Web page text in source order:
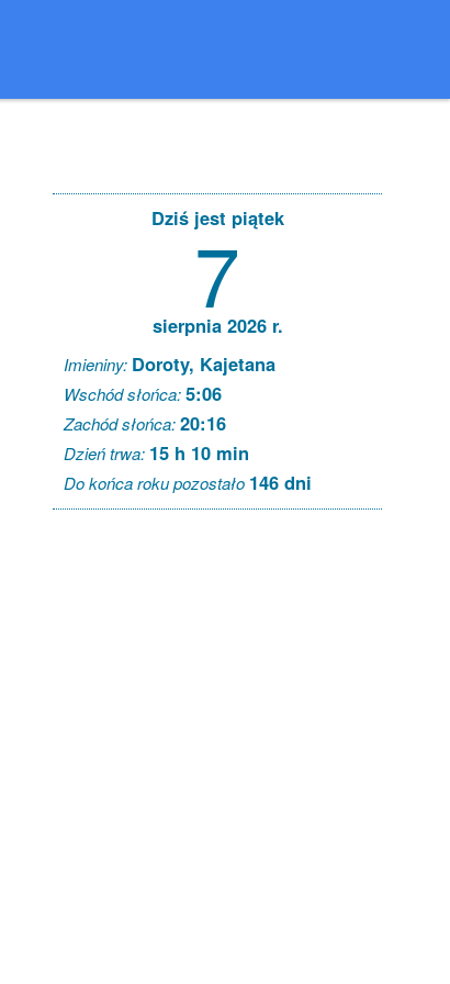
Dziś jest piątek
7
sierpnia 2026 r.
Imieniny: Doroty, Kajetana
Wschód słońca:5:06
Zachód słońca:20:16
Dzień trwa: 15 h 10 min
Do końca roku pozostało 146 dni